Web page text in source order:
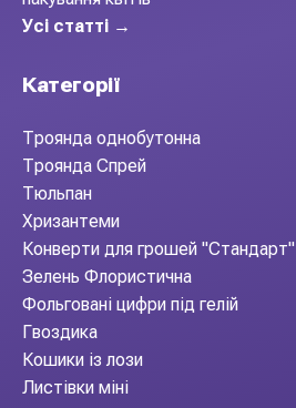
Усі статті →
Категорії
Троянда однобутонна
Троянда Спрей
Тюльпан
Хризантеми
Конверти для грошей "Стандарт"
Зелень Флористична
Фольговані цифри під гелій
Гвоздика
Кошики із лози
Листівки міні